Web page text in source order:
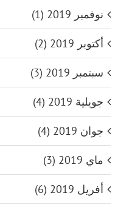
نوفمبر 2019 (1)
أكتوبر 2019 (2)
سبتمبر 2019 (3)
جويلية 2019 (4)
جوان 2019 (4)
ماي 2019 (3)
أفريل 2019 (6)